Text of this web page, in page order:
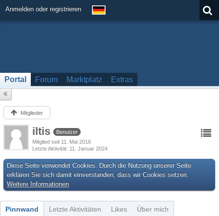
Anmelden oder registrieren
Portal Forum Marktplatz Extras
Mitglieder
iltis
Benutzer
Mitglied seit 11. Mai 2016
Letzte Aktivität 11. Januar 2024
Diese Seite verwendet Cookies. Durch die Nutzung unserer Seite
erklären Sie sich damit einverstanden, dass wir Cookies setzen.
Weitere Informationen
Pinnwand Letzte Aktivitäten Likes Über mich